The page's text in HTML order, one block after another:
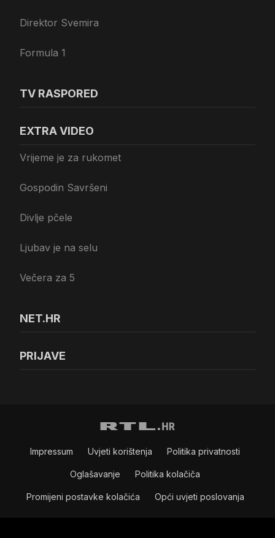
Direktor Svemira
Formula 1
TV RASPORED
EXTRA VIDEO
Vrijeme je za rukomet
Gospodin Savršeni
Divlje pčele
Ljubav je na selu
Večera za 5
NET.HR
PRIJAVE
Impressum Uvjeti korištenja Politika privatnosti
Oglašavanje Politika kolačiča
Promijeni postavke kolačića Opći uvjeti poslovanja